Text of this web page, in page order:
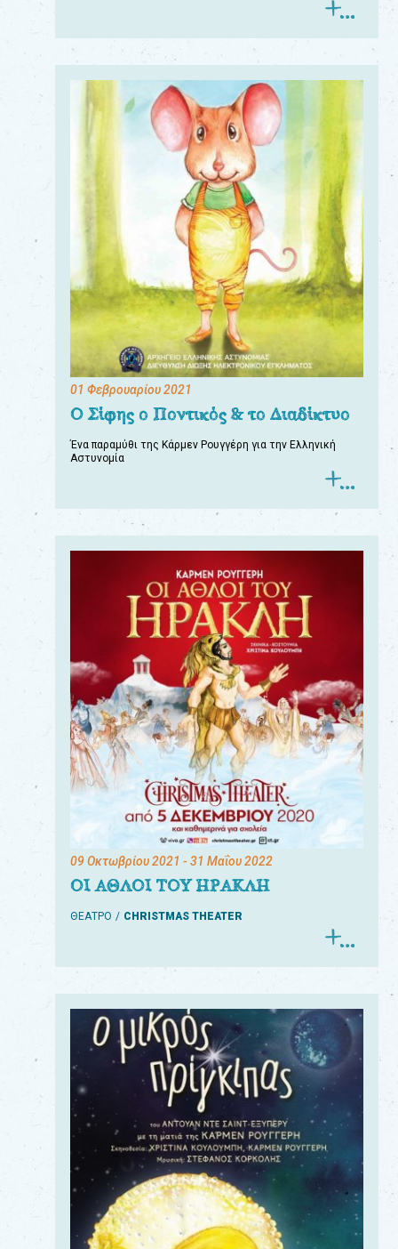
01 Φεβρουαρίου 2021
Ο Σίφης ο Ποντικός & το Διαδίκτυο
Ένα παραμύθι της Κάρμεν Ρουγγέρη για την Ελληνική
Αστυνομία
09 Οκτωβρίου 2021 - 31 Μαΐου 2022
ΟΙ ΑΘΛΟΙ ΤΟΥ ΗΡΑΚΛΗ
ΘΕΑΤΡΟ CHRISTMAS THEATER